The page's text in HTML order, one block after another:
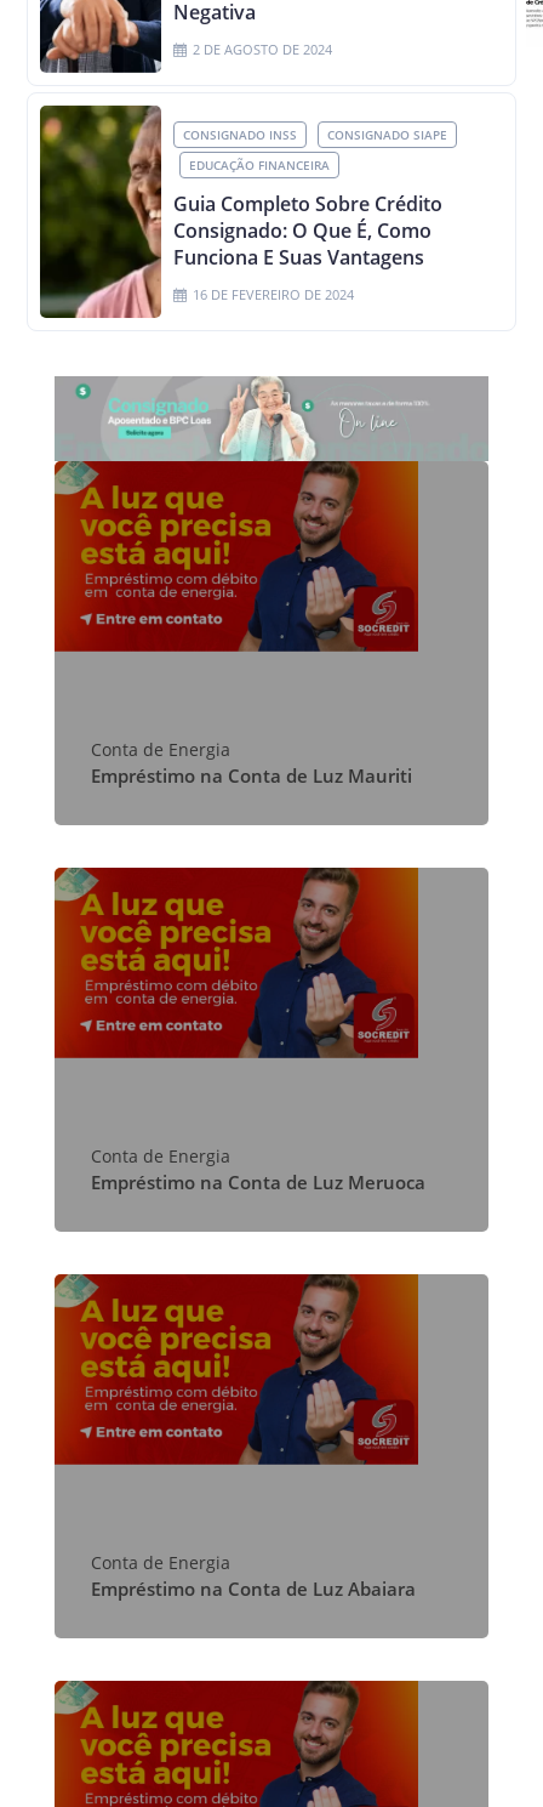
Negativa
2 DE AGOSTO DE 2024
CONSIGNADO INSS
CONSIGNADO SIAPE
EDUCAÇÃO FINANCEIRA
Guia Completo Sobre Crédito
Consignado: O Que É, Como
Funciona E Suas Vantagens
16 DE FEVEREIRO DE 2024
Conta de Energia
Empréstimo na Conta de Luz Mauriti
Conta de Energia
Empréstimo na Conta de Luz Meruoca
Conta de Energia
Empréstimo na Conta de Luz Abaiara